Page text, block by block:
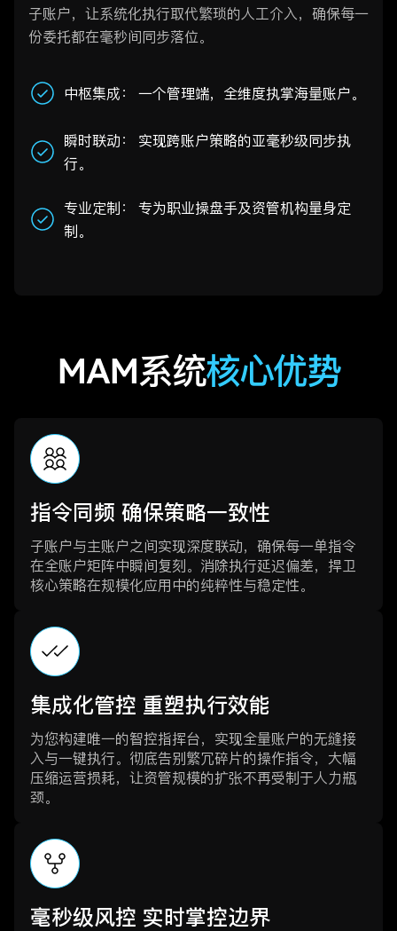
子账户，让系统化执行取代繁琐的人工介入，确保每一
份委托都在毫秒间同步落位。
中枢集成： 一个管理端，全维度执掌海量账户。
瞬时联动： 实现跨账户策略的亚毫秒级同步执
行。
专业定制： 专为职业操盘手及资管机构量身定
制。
MAM系统核心优势
指令同频 确保策略一致性
子账户与主账户之间实现深度联动，确保每一单指令
在全账户矩阵中瞬间复刻。消除执行延迟偏差，捍卫
核心策略在规模化应用中的纯粹性与稳定性。
集成化管控 重塑执行效能
为您构建唯一的智控指挥台，实现全量账户的无缝接
入与一键执行。彻底告别繁冗碎片的操作指令，大幅
压缩运营损耗，让资管规模的扩张不再受制于人力瓶
颈。
毫秒级风控 实时掌控边界